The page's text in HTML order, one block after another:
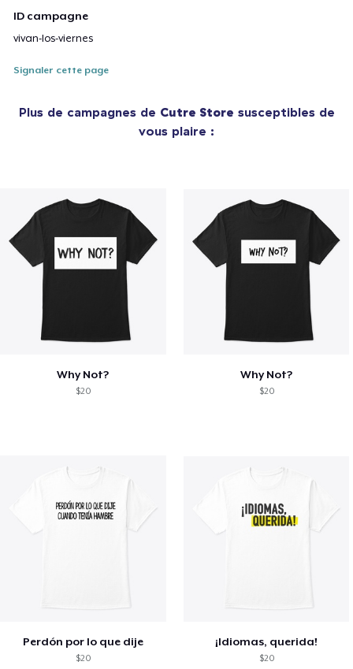
ID campagne
vivan-los-viernes
Signaler cette page
Plus de campagnes de Cutre Store susceptibles de
vous plaire :
Why Not?
$20
Why Not?
$20
Perdón por lo que dije
$20
¡Idiomas, querida!
$20